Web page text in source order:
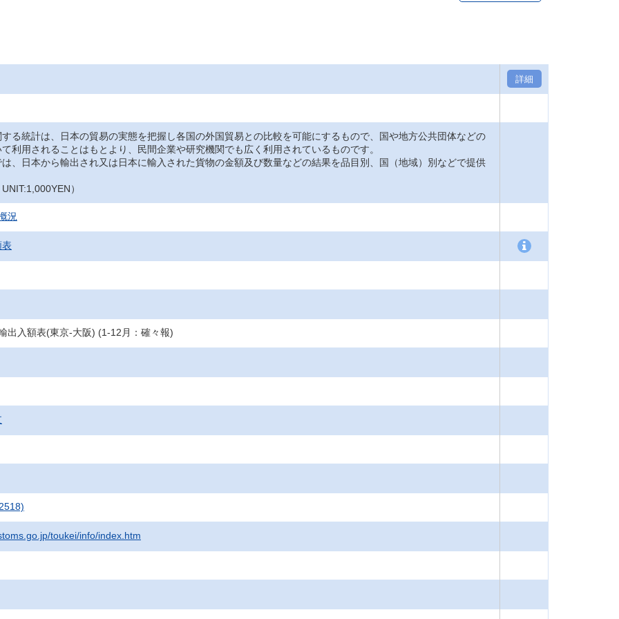
詳細
る統計は、日本の貿易の実態を把握し各国の外国貿易との比較を可能にするもので、国や地方公共団体などの
利用されることはもとより、民間企業や研究機関でも広く利用されているものです。
、日本から輸出され又は日本に輸入された貨物の金額及び数量などの結果を品目別、国（地域）別などで提供
）
況
出入額表(東京-大阪) (1-12月：確々報)
toukei/info/index.htm